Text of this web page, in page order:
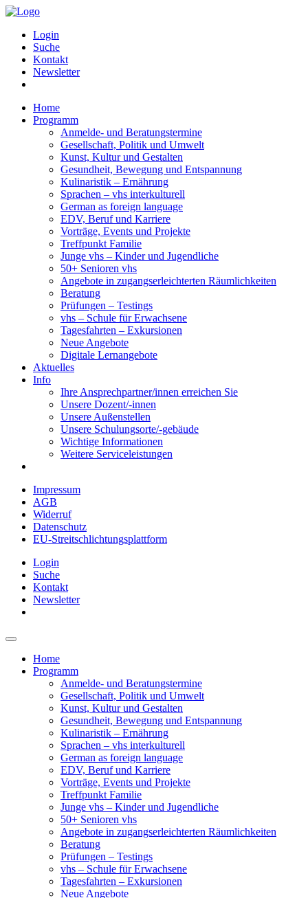
Login
Suche
Kontakt
Newsletter
Home
Programm
Anmelde- und Beratungstermine
Gesellschaft, Politik und Umwelt
Kunst, Kultur und Gestalten
Gesundheit, Bewegung und Entspannung
Kulinaristik – Ernährung
Sprachen – vhs interkulturell
German as foreign language
EDV, Beruf und Karriere
Vorträge, Events und Projekte
Treffpunkt Familie
Junge vhs – Kinder und Jugendliche
50+ Senioren vhs
Angebote in zugangserleichterten Räumlichkeiten
Beratung
Prüfungen – Testings
vhs – Schule für Erwachsene
Tagesfahrten – Exkursionen
Neue Angebote
Digitale Lernangebote
Aktuelles
Info
Ihre Ansprechpartner/innen erreichen Sie
Unsere Dozent/-innen
Unsere Außenstellen
Unsere Schulungsorte/-gebäude
Wichtige Informationen
Weitere Serviceleistungen
Impressum
AGB
Widerruf
Datenschutz
EU-Streitschlichtungsplattform
Login
Suche
Kontakt
Newsletter
Home
Programm
Anmelde- und Beratungstermine
Gesellschaft, Politik und Umwelt
Kunst, Kultur und Gestalten
Gesundheit, Bewegung und Entspannung
Kulinaristik – Ernährung
Sprachen – vhs interkulturell
German as foreign language
EDV, Beruf und Karriere
Vorträge, Events und Projekte
Treffpunkt Familie
Junge vhs – Kinder und Jugendliche
50+ Senioren vhs
Angebote in zugangserleichterten Räumlichkeiten
Beratung
Prüfungen – Testings
vhs – Schule für Erwachsene
Tagesfahrten – Exkursionen
Neue Angebote